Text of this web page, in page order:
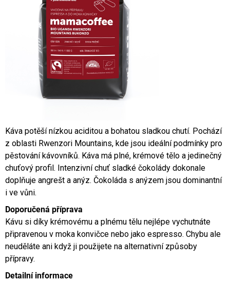
Káva potěší nízkou aciditou a bohatou sladkou chutí. Pochází
z oblasti Rwenzori Mountains, kde jsou ideální podmínky pro
pěstování kávovníků. Káva má plné, krémové tělo a jedinečný
chuťový profil. Intenzivní chuť sladké čokolády dokonale
doplňuje angrešt a anýz. Čokoláda s anýzem jsou dominantní
i ve vůni.
Doporučená příprava
Kávu si díky krémovému a plnému tělu nejlépe vychutnáte
připravenou v moka konvičce nebo jako espresso. Chybu ale
neuděláte ani když ji použijete na alternativní způsoby
přípravy.
Detailní informace